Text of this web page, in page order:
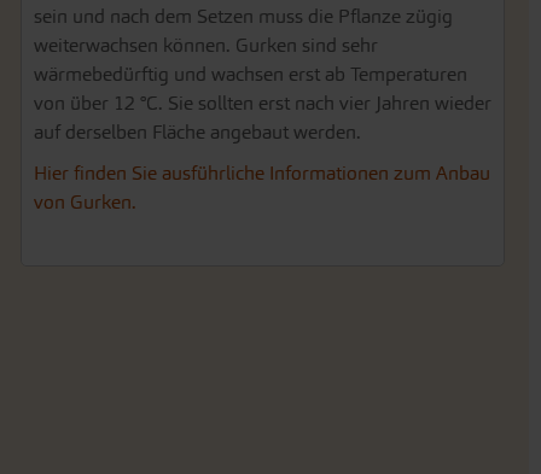
sein und nach dem Setzen muss die Pflanze zügig
weiterwachsen können. Gurken sind sehr
wärmebedürftig und wachsen erst ab Temperaturen
von über 12 °C. Sie sollten erst nach vier Jahren wieder
auf derselben Fläche angebaut werden.
Hier finden Sie ausführliche Informationen zum Anbau
von Gurken.